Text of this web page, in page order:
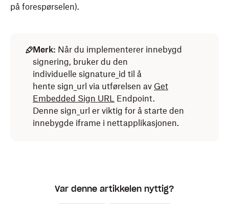
på forespørselen).
Merk: Når du implementerer innebygd
signering, bruker du den
individuelle signature_id til å
hente sign_url via utførelsen av Get
Embedded Sign URL Endpoint.
Denne sign_url er viktig for å starte den
innebygde iframe i nettapplikasjonen.
Var denne artikkelen nyttig?